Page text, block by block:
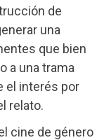
de
una
que bien
a una trama
el interés por
relato.
cine de género